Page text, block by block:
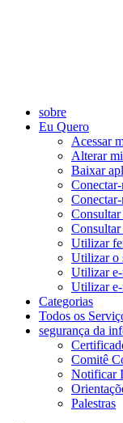
sobre
Eu Quero
Acessar
Alterar
Baixar
Consultar
Utilizar
Utilizar o
Utilizar
Utilizar
Categorias
Todos os
segurança da
Comitê
Notificar
Palestras